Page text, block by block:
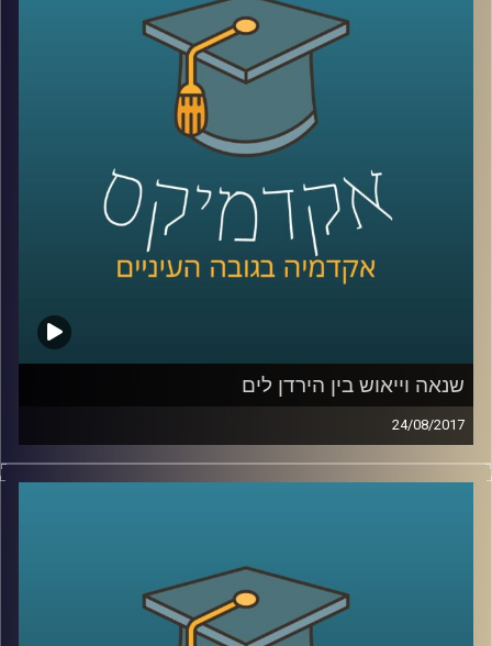
אילוצי ההיסטוריה חזקים אפילו יותר מטראמפ,
פוטין וקים ג'ונג און
AudioVersity
שנאה וייאוש בין הירדן לים
24/08/2017
מעבר להבטחות היסטוריות, לאמונה בצדקת
מעורב בעיקר רגש והרבה מאוד רגש. פרופסור
עירן הלפרין בוחן את המציאות הכואבת של
חיינו דרך עולם הרגשות. מהם הרגשות